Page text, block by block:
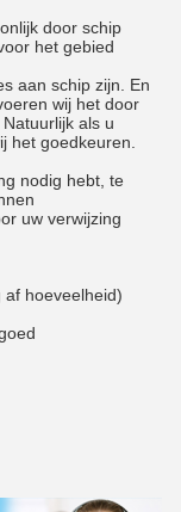
door schip
het gebied
aan schip zijn. En
wij het door
als u
het goedkeuren.
nodig hebt, te
uw verwijzing
af hoeveelheid)